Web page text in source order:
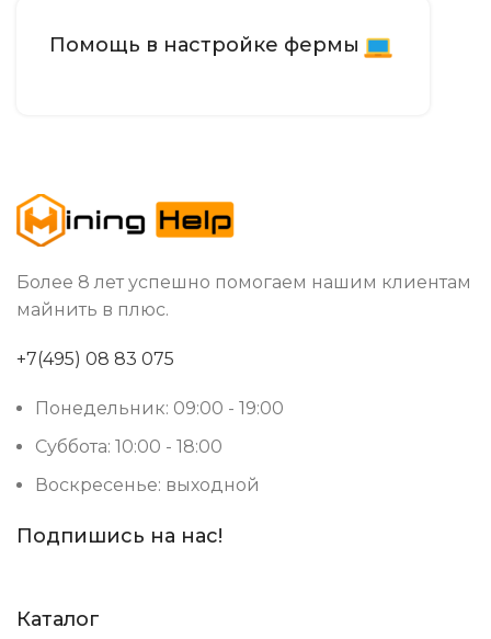
Помощь в настройке фермы
Более 8 лет успешно помогаем нашим клиентам
майнить в плюс.
+7(495) 08 83 075
Понедельник: 09:00 - 19:00
Суббота: 10:00 - 18:00
Воскресенье: выходной
Подпишись на нас!
Каталог